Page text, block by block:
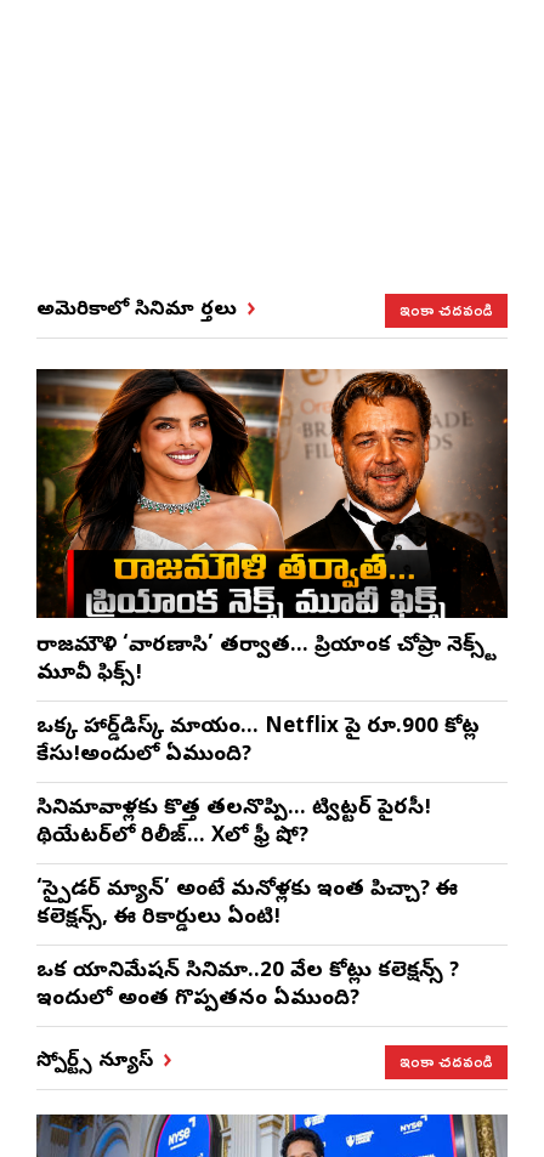
అమెరికాలో సినిమా వార్తలు ఇంకా చదవండి
రాజమౌళి ‘వారణాసి’ తర్వాత… ప్రియాంక చోప్రా నెక్స్ట్
మూవీ ఫిక్స్!
ఒక్క హార్డ్‌డిస్క్ మాయం… Netflix పై రూ.900 కోట్ల
కేసు!అందులో ఏముంది?
సినిమావాళ్లకు కొత్త తలనొప్పి… ట్విట్టర్ పైరసీ!
థియేటర్‌లో రిలీజ్… Xలో ఫ్రీ షో?
‘స్పైడర్ మ్యాన్’ అంటే మనోళ్లకు ఇంత పిచ్చా? ఈ
కలెక్షన్స్, ఈ రికార్డులు ఏంటి!
ఒక యానిమేషన్ సినిమా..20 వేల కోట్లు కలెక్షన్స్ ?
ఇందులో అంత గొప్పతనం ఏముంది?
స్పోర్ట్స్ న్యూస్ ఇంకా చదవండి